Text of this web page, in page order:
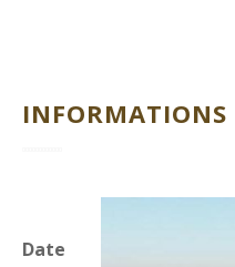
INFORMATIONS
Date